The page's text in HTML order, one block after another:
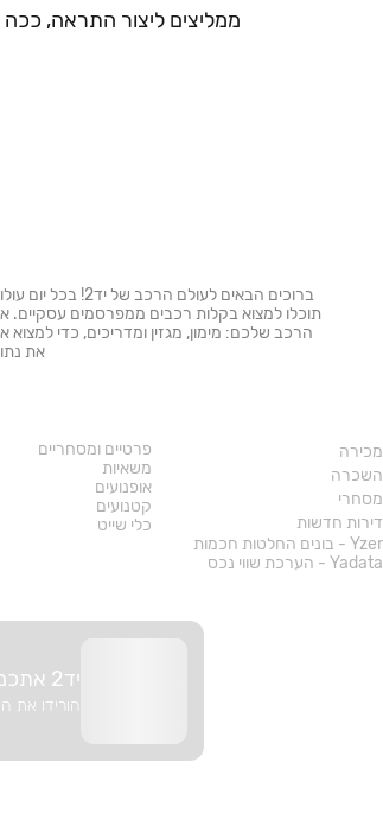
ממליצים ליצור התראה, ככה
ברוכים הבאים
תוכלו למצוא בקלות רכבים ממפרסמים עסקיים.
הרכב שלכם: מימון, מגזין ומדריכים, כדי
את
מכירה
השכרה
מסחרי
דירות חדשות
Yzer - בונים החלטות חכמות
Yadata - הערכת שווי נכס
פרטיים ומסחריים
משאיות
אופנועים
קטנועים
כלי שייט
יד2 אתכם בכל מקום
הורידו את